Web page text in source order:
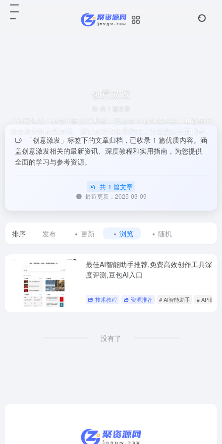
创意激发
「创意激发」标签下的文章归档，已收录 1 篇优质内容。涵盖创意
激发相关的最新资讯、深度教程和实用指南，为您提供全面的学习
与参考资源。
「创意激发」标签下的文章归档，已收录 1 篇优质内容。涵
盖创意激发相关的最新资讯、深度教程和实用指南，为您提供
全面的学习与参考资源。
共 1 篇文章
最近更新：2025-03-09
排序 发布 更新 浏览 随机
最佳AI智能助手推荐,免费高效创作工具深
度评测,豆包AI入口
技术教程 资源推荐 # AI智能助手 # API调用
没有了